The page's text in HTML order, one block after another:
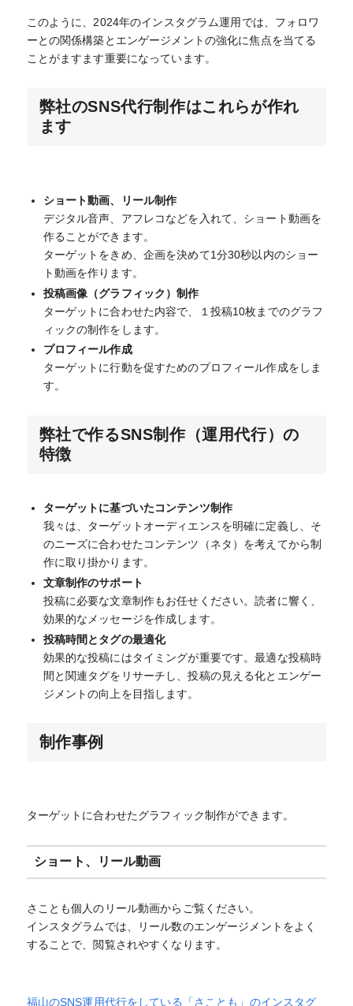
このように、2024年のインスタグラム運用では、フォロワ
ーとの関係構築とエンゲージメントの強化に焦点を当てる
ことがますます重要になっています。
弊社のSNS代行制作はこれらが作れ
ます
ショート動画、リール制作
デジタル音声、アフレコなどを入れて、ショート動画を
作ることができます。
ターゲットをきめ、企画を決めて1分30秒以内のショー
ト動画を作ります。
投稿画像（グラフィック）制作
ターゲットに合わせた内容で、１投稿10枚までのグラフ
ィックの制作をします。
プロフィール作成
ターゲットに行動を促すためのプロフィール作成をしま
す。
弊社で作るSNS制作（運用代行）の
特徴
ターゲットに基づいたコンテンツ制作
我々は、ターゲットオーディエンスを明確に定義し、そ
のニーズに合わせたコンテンツ（ネタ）を考えてから制
作に取り掛かります。
文章制作のサポート
投稿に必要な文章制作もお任せください。読者に響く、
効果的なメッセージを作成します。
投稿時間とタグの最適化
効果的な投稿にはタイミングが重要です。最適な投稿時
間と関連タグをリサーチし、投稿の見える化とエンゲー
ジメントの向上を目指します。
制作事例
ターゲットに合わせたグラフィック制作ができます。
ショート、リール動画
さことも個人のリール動画からご覧ください。
インスタグラムでは、リール数のエンゲージメントをよく
することで、閲覧されやすくなります。
福山のSNS運用代行をしている「さことも」のインスタグ